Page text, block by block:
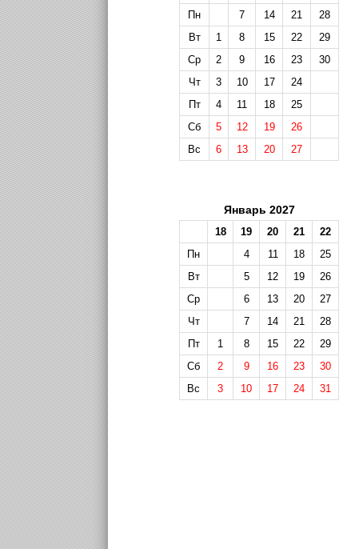
Пн
7 14 21
28
Вт
1 8 15 22
29
Ср
2 9 16 23
30
Чт
3 10 17
24
Пт
4 11 18
25
Сб
5 12 19
26
Вс
6 13 20 27
Январь 2027
18 19 20 21
22
Пн
4 11 18
25
Вт
5 12 19
26
Ср
6 13 20
27
Чт
7 14 21
28
Пт
1 8 15 22
29
Сб
2 9 16 23
30
Вс
3 10 17 24 31